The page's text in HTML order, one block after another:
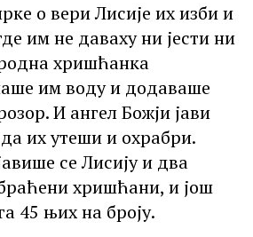
о вери Лисије их изби и
им не даваху ни јести ни
хришћанка
им воду и додаваше
И ангел Божји јави
их утеши и охрабри.
се Лисију и два
хришћани, и још
45 њих на броју.